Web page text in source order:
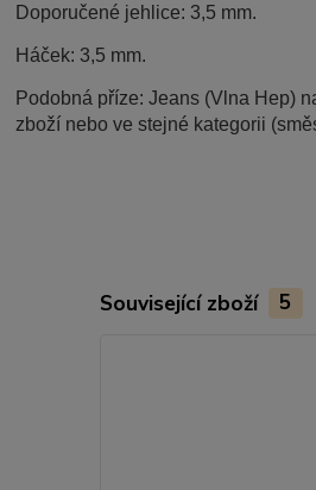
Doporučené jehlice: 3,5 mm.
Háček: 3,5 mm.
Podobná příze: Jeans (Vlna Hep)
zboží nebo ve stejné kategorii
Související zboží 5